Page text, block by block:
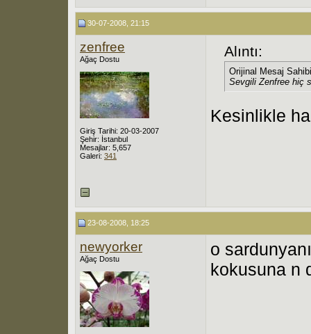
30-07-2008, 21:15
zenfree
Ağaç Dostu
Giriş Tarihi: 20-03-2007
Şehir: İstanbul
Mesajlar: 5,657
Galeri: 341
Alıntı:
Orijinal Mesaj
Sevgili Zenfree hiç
Kesinlikle
23-08-2008, 18:25
newyorker
Ağaç Dostu
o
kokusuna n